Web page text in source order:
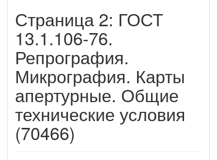
Страница 2: ГОСТ
13.1.106-76.
Репрография.
Микрография. Карты
апертурные. Общие
технические условия
(70466)